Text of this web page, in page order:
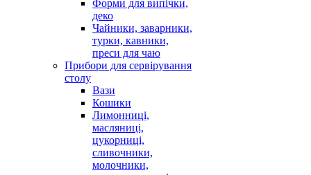
Форми для випічки,
деко
Чайники, заварники,
турки, кавники,
преси для чаю
Прибори для сервірування
столу
Вази
Кошики
Лимонниці,
масляниці,
цукорниці,
сливочники,
молочники,